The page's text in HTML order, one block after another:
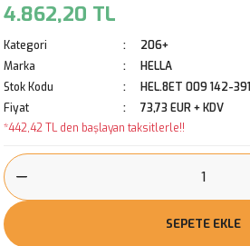
4.862,20 TL
Kategori
206+
Marka
HELLA
Stok Kodu
HEL.8ET 009 142-391
Fiyat
73,73 EUR + KDV
*442,42 TL den başlayan taksitlerle!!
SEPETE EKLE